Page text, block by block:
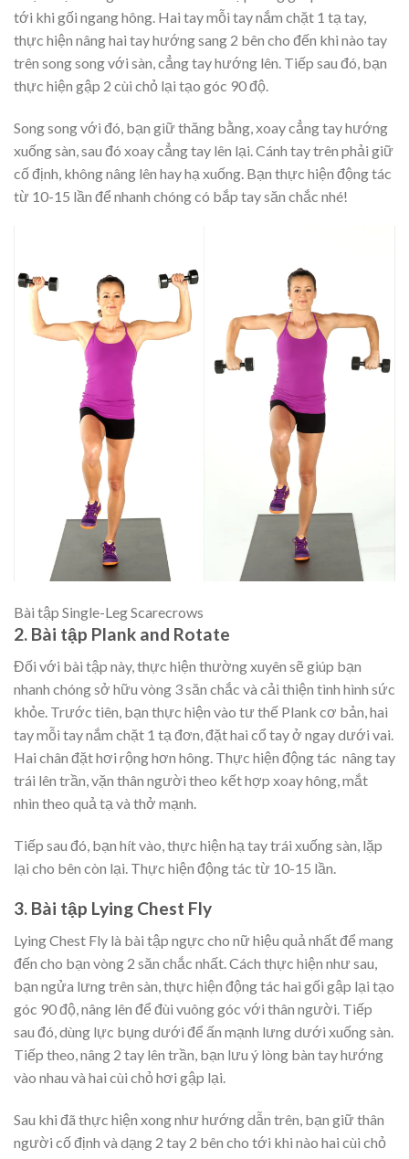
tới khi gối ngang hông. Hai tay mỗi tay nắm chặt 1 tạ tay,
thực hiện nâng hai tay hướng sang 2 bên cho đến khi nào tay
trên song song với sàn, cẳng tay hướng lên. Tiếp sau đó, bạn
thực hiện gập 2 cùi chỏ lại tạo góc 90 độ.
Song song với đó, bạn giữ thăng bằng, xoay cẳng tay hướng
xuống sàn, sau đó xoay cẳng tay lên lại. Cánh tay trên phải giữ
cố định, không nâng lên hay hạ xuống. Bạn thực hiện động tác
từ 10-15 lần để nhanh chóng có bắp tay săn chắc nhé!
Bài tập Single-Leg Scarecrows
2. Bài tập Plank and Rotate
Đối với bài tập này, thực hiện thường xuyên sẽ giúp bạn
nhanh chóng sở hữu vòng 3 săn chắc và cải thiện tình hình sức
khỏe. Trước tiên, bạn thực hiện vào tư thế Plank cơ bản, hai
tay mỗi tay nắm chặt 1 tạ đơn, đặt hai cổ tay ở ngay dưới vai.
Hai chân đặt hơi rộng hơn hông. Thực hiện động tác nâng tay
trái lên trần, vặn thân người theo kết hợp xoay hông, mắt
nhìn theo quả tạ và thở mạnh.
Tiếp sau đó, bạn hít vào, thực hiện hạ tay trái xuống sàn, lặp
lại cho bên còn lại. Thực hiện động tác từ 10-15 lần.
3. Bài tập Lying Chest Fly
Lying Chest Fly là bài tập ngực cho nữ hiệu quả nhất để mang
đến cho bạn vòng 2 săn chắc nhất. Cách thực hiện như sau,
bạn ngửa lưng trên sàn, thực hiện động tác hai gối gập lại tạo
góc 90 độ, nâng lên để đùi vuông góc với thân người. Tiếp
sau đó, dùng lực bụng dưới để ấn mạnh lưng dưới xuống sàn.
Tiếp theo, nâng 2 tay lên trần, bạn lưu ý lòng bàn tay hướng
vào nhau và hai cùi chỏ hơi gập lại.
Sau khi đã thực hiện xong như hướng dẫn trên, bạn giữ thân
người cố định và dạng 2 tay 2 bên cho tới khi nào hai cùi chỏ